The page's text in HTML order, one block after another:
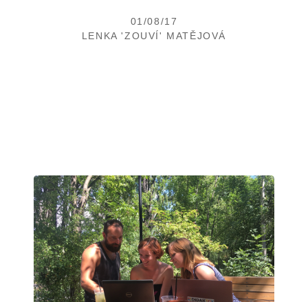
01/08/17
LENKA 'ZOUVÍ' MATĚJOVÁ